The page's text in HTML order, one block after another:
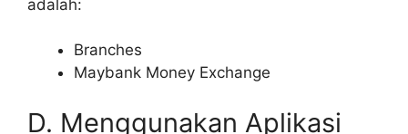
adalah:
Branches
Maybank Money Exchange
D. Menggunakan Aplikasi